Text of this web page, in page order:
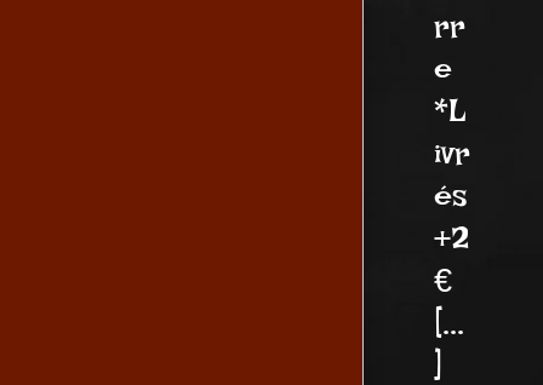
rr
e
*L
ivr
és
+2
€
[...
]